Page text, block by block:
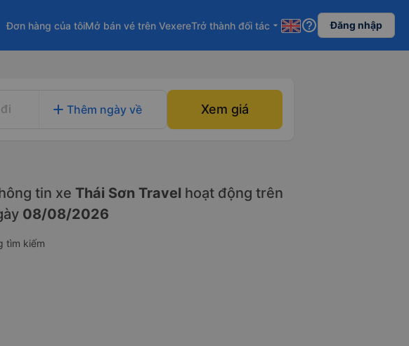
Đơn hàng của tôiMở bán vé trên VexereTrở thành đối tác arrow_drop_down help_outline Đăng nhập
add Thêm ngày về Xem giá
tin xe Thái Sơn Travel hoạt động trên
08/08/2026
tìm kiếm